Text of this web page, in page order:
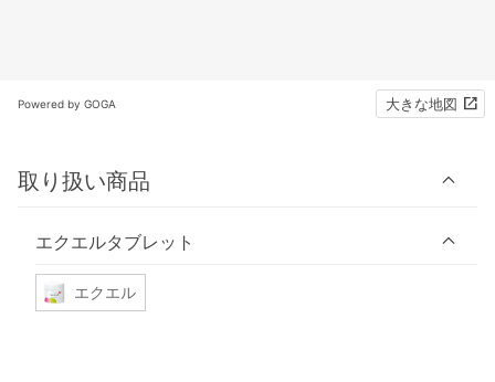
Powered by GOGA 大きな地図
取り扱い商品
エクエルタブレット
エクエル